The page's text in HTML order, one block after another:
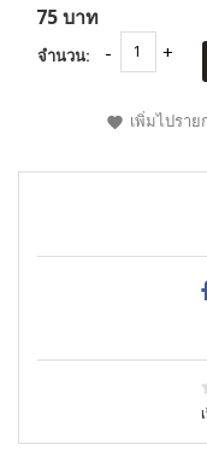
75 บาท
จำนวน:
เพิ่มไปราย